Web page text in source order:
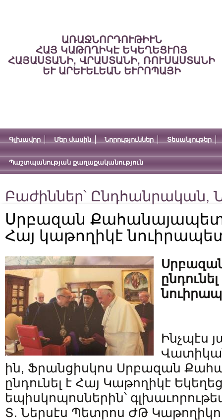
ԱՌԱՋՆՈՐԴՈՒԹԻՒՆ
ՀԱՅ ԿԱԹՈՂԻԿԷ ԵԿԵՂԵՑՒՈՅ
ՀԱՅԱՍՏԱՆԻ, ՎՐԱՍՏԱՆԻ, ՌՈՒՍԱՍՏԱՆԻ
ԵՒ ԱՐԵՒԵԼԵԱՆ ԵՒՐՈՊԱՅԻ
Գլխավոր Մեր մասին Նորություններ Տեսանյութեր
Պաշտպանության քաղաքականություն
Բաժիններ՝ Ընդհանրական,
Սրբազան Քահանայապետն
Հայ կաթողիկէ
Ինչպէս
ին, Ֆրանցիսկոս Սրբազան
ընդունել է Հայ Կաթողիկէ
եպիսկոպոսներին՝
Տ. Ներսէս Պետրոս ԺԹ